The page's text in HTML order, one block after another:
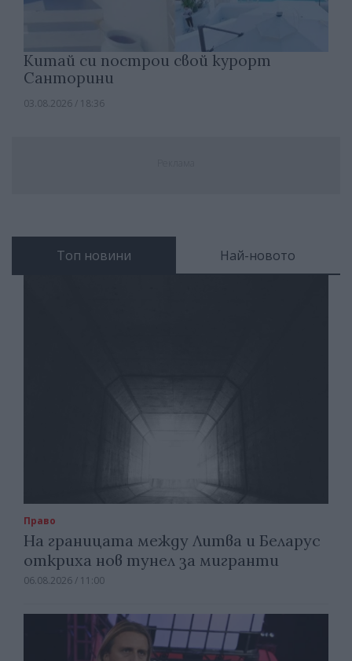
Китай си построи свой курорт
Санторини
03.08.2026 / 18:36
Топ новини Най-новото
Право
На границата между Литва и Беларус
откриха нов тунел за мигранти
06.08.2026 / 11:00